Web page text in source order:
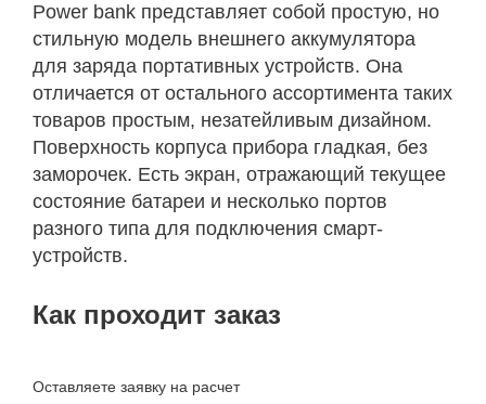
Power bank представляет собой простую, но
стильную модель внешнего аккумулятора
для заряда портативных устройств. Она
отличается от остального ассортимента таких
товаров простым, незатейливым дизайном.
Поверхность корпуса прибора гладкая, без
заморочек. Есть экран, отражающий текущее
состояние батареи и несколько портов
разного типа для подключения смарт-
устройств.
Как проходит заказ
Оставляете заявку на расчет